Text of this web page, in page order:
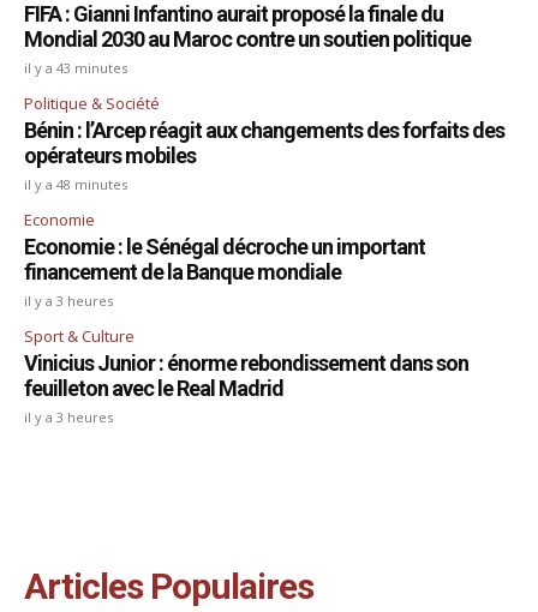
FIFA : Gianni Infantino aurait proposé la finale du
Mondial 2030 au Maroc contre un soutien politique
il y a 43 minutes
Politique & Société
Bénin : l’Arcep réagit aux changements des forfaits des
opérateurs mobiles
il y a 48 minutes
Economie
Economie : le Sénégal décroche un important
financement de la Banque mondiale
il y a 3 heures
Sport & Culture
Vinicius Junior : énorme rebondissement dans son
feuilleton avec le Real Madrid
il y a 3 heures
Articles Populaires